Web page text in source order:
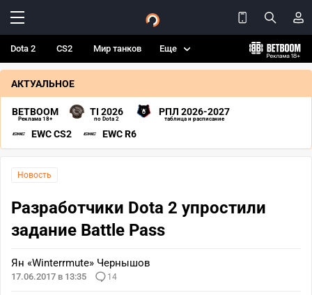
Dota 2 CS2 Мир танков Еще
АКТУАЛЬНОЕ
BETBOOM
Реклама 18+
TI 2026
по Dota 2
РПЛ 2026-2027
таблица и расписание
EWC CS2 EWC R6
Новость
Разработчики Dota 2 упростили
задание Battle Pass
Ян «Winterrmute» Чернышов
17.06.2017 в 13:35 14